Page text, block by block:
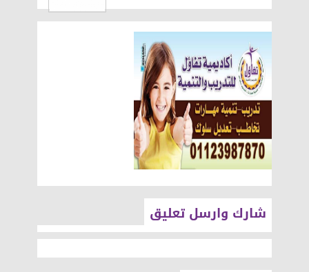
شارك وارسل تعليق